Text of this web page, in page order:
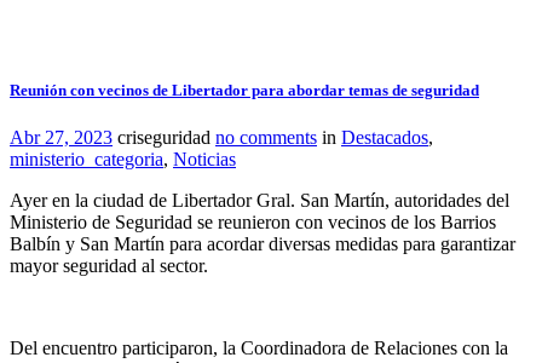
Reunión con vecinos de Libertador para abordar temas de seguridad
Abr 27, 2023 criseguridad no comments in Destacados,
ministerio_categoria, Noticias
Ayer en la ciudad de Libertador Gral. San Martín, autoridades del
Ministerio de Seguridad se reunieron con vecinos de los Barrios
Balbín y San Martín para acordar diversas medidas para garantizar
mayor seguridad al sector.
Del encuentro participaron, la Coordinadora de Relaciones con la